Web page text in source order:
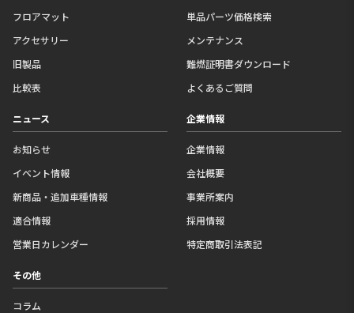
フロアマット
アクセサリー
旧製品
比較表
単品パーツ価格検索
メンテナンス
難燃証明書ダウンロード
よくあるご質問
ニュース
お知らせ
イベント情報
新商品・追加車種情報
適合情報
営業日カレンダー
企業情報
企業情報
会社概要
事業所案内
採用情報
特定商取引法表記
その他
コラム